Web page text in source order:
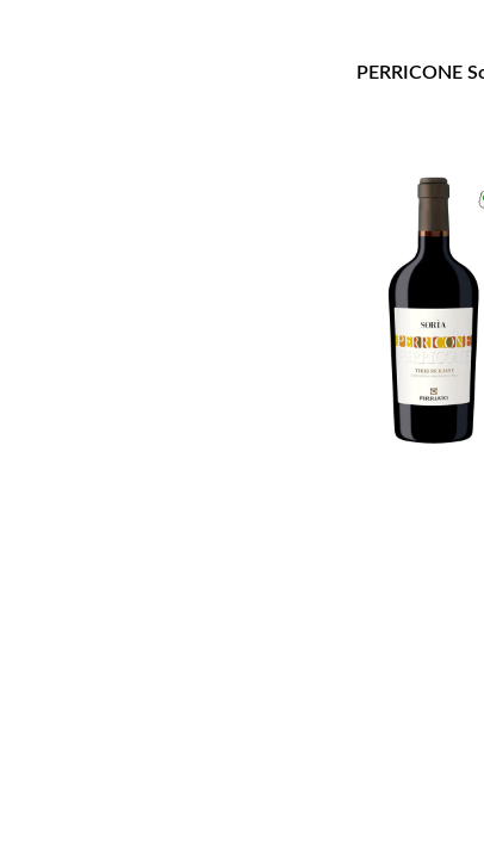
PERRICONE